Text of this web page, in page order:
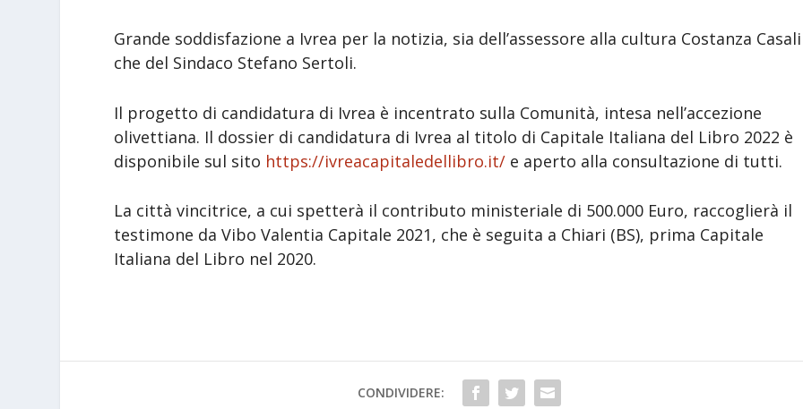
Grande soddisfazione a Ivrea per la notizia, sia dell’assessore alla cultura Costanza Casali
che del Sindaco Stefano Sertoli.
Il progetto di candidatura di Ivrea è incentrato sulla Comunità, intesa nell’accezione
olivettiana. Il dossier di candidatura di Ivrea al titolo di Capitale Italiana del Libro 2022 è
disponibile sul sito https://ivreacapitaledellibro.it/ e aperto alla consultazione di tutti.
La città vincitrice, a cui spetterà il contributo ministeriale di 500.000 Euro, raccoglierà il
testimone da Vibo Valentia Capitale 2021, che è seguita a Chiari (BS), prima Capitale
Italiana del Libro nel 2020.
CONDIVIDERE: